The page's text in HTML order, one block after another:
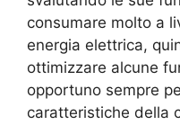
consumare molto a
energia elettrica,
ottimizzare alcune
opportuno sempre
caratteristiche della